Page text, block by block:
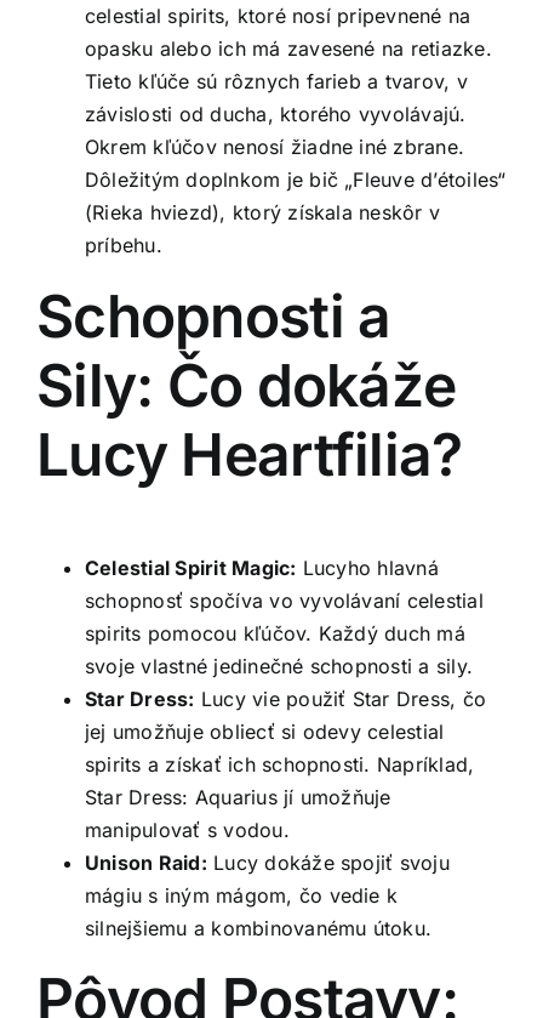
celestial spirits, ktoré nosí pripevnené na
opasku alebo ich má zavesené na retiazke.
Tieto kľúče sú rôznych farieb a tvarov, v
závislosti od ducha, ktorého vyvolávajú.
Okrem kľúčov nenosí žiadne iné zbrane.
Dôležitým doplnkom je bič „Fleuve d’étoiles“
(Rieka hviezd), ktorý získala neskôr v
príbehu.
Schopnosti a
Sily: Čo dokáže
Lucy Heartfilia?
Celestial Spirit Magic: Lucyho hlavná
schopnosť spočíva vo vyvolávaní celestial
spirits pomocou kľúčov. Každý duch má
svoje vlastné jedinečné schopnosti a sily.
Star Dress: Lucy vie použiť Star Dress, čo
jej umožňuje obliecť si odevy celestial
spirits a získať ich schopnosti. Napríklad,
Star Dress: Aquarius jí umožňuje
manipulovať s vodou.
Unison Raid: Lucy dokáže spojiť svoju
mágiu s iným mágom, čo vedie k
silnejšiemu a kombinovanému útoku.
Pôvod Postavy: